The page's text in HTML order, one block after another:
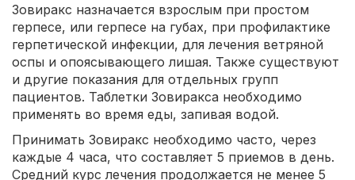
Зовиракс назначается взрослым при простом
герпесе, или герпесе на губах, при профилактике
герпетической инфекции, для лечения ветряной
оспы и опоясывающего лишая. Также существуют
и другие показания для отдельных групп
пациентов. Таблетки Зовиракса необходимо
применять во время еды, запивая водой.
Принимать Зовиракс необходимо часто, через
каждые 4 часа, что составляет 5 приемов в день.
Средний курс лечения продолжается не менее 5